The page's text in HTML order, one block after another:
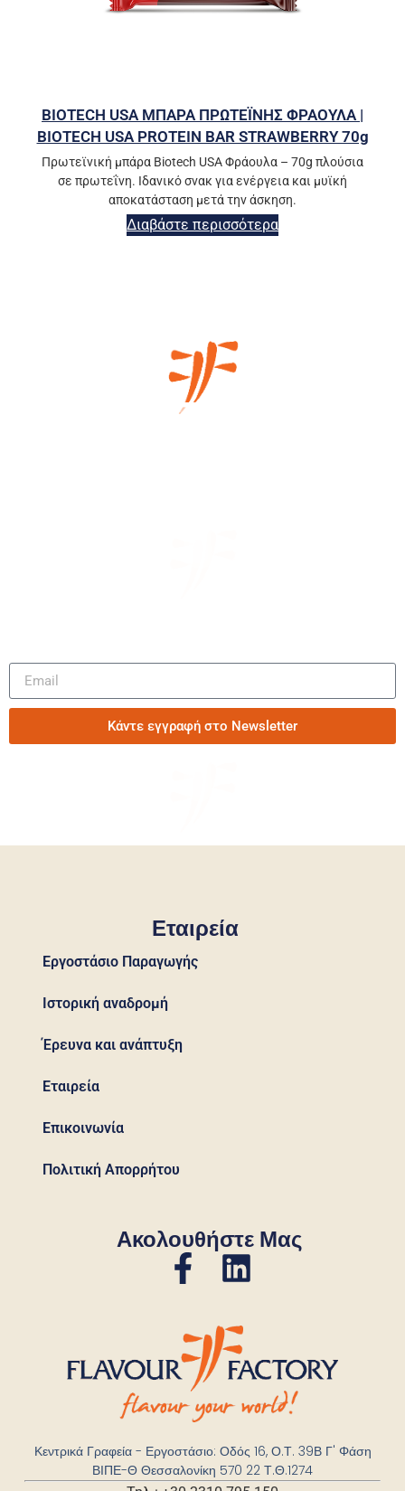
BIOTECH USA ΜΠΑΡΑ ΠΡΩΤΕΪΝΗΣ ΦΡΑΟΥΛΑ |
BIOTECH USA PROTEIN BAR STRAWBERRY 70g
Πρωτεϊνική μπάρα Biotech USA Φράουλα – 70g πλούσια
σε πρωτεΐνη. Ιδανικό σνακ για ενέργεια και μυϊκή
αποκατάσταση μετά την άσκηση.
Διαβάστε περισσότερα
Κάντε εγγραφή στο Newsletter
Κεντρικά Γραφεία - Εργοστάσιο: Οδός 16, Ο.Τ. 39Β Γ' Φάση
ΒΙΠΕ-Θ Θεσσαλονίκη 570 22 Τ.Θ.1274
Εταιρεία
Εργοστάσιο Παραγωγής
Ιστορική αναδρομή
Έρευνα και ανάπτυξη
Εταιρεία
Επικοινωνία
Πολιτική Απορρήτου
Ακολουθήστε Μας